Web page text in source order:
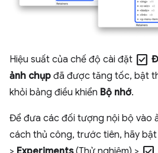
Hiệu suất của chế độ cài đặt check_box
ảnh chụp đã được tăng tốc, bật
khỏi bảng điều khiển Bộ nhớ.
Để đưa các đối tượng nội bộ vào
cách thủ công, trước tiên, hãy bật